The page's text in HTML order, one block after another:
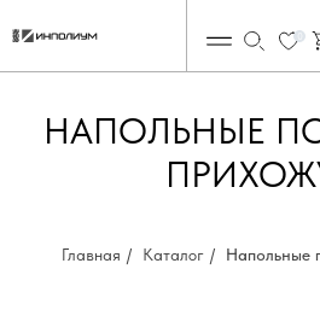
НАПОЛЬНЫЕ
Главная / Каталог / Напольные